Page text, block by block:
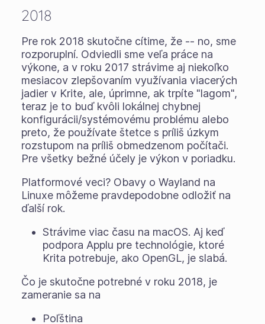
2018
Pre rok 2018 skutočne cítime, že -- no, sme
rozporuplní. Odviedli sme veľa práce na
výkone, a v roku 2017 strávime aj niekoľko
mesiacov zlepšovaním využívania viacerých
jadier v Krite, ale, úprimne, ak trpíte "lagom",
teraz je to buď kvôli lokálnej chybnej
konfigurácii/systémovému problému alebo
preto, že používate štetce s príliš úzkym
rozstupom na príliš obmedzenom počítači.
Pre všetky bežné účely je výkon v poriadku.
Platformové veci? Obavy o Wayland na
Linuxe môžeme pravdepodobne odložiť na
ďalší rok.
Strávime viac času na macOS. Aj keď
podpora Applu pre technológie, ktoré
Krita potrebuje, ako OpenGL, je slabá.
Čo je skutočne potrebné v roku 2018, je
zameranie sa na
Poľština